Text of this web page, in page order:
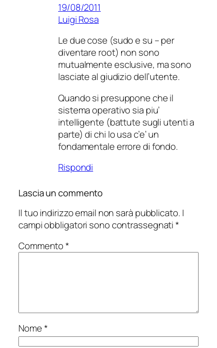
19/08/2011
Luigi Rosa
Le due cose (sudo e su – per
diventare root) non sono
mutualmente esclusive, ma sono
lasciate al giudizio dell’utente.
Quando si presuppone che il
sistema operativo sia piu’
intelligente (battute sugli utenti a
parte) di chi lo usa c’e’ un
fondamentale errore di fondo.
Rispondi
Lascia un commento
Il tuo indirizzo email non sarà pubblicato. I
campi obbligatori sono contrassegnati*
Commento*
Nome*